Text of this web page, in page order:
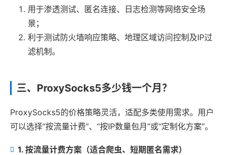
用于渗透测试、匿名连接、日志检测等网络安全场
景；
利于测试防火墙响应策略、地理区域访问控制及IP过
滤机制。
三、ProxySocks5多少钱一个月？
ProxySocks5的价格策略灵活，适配多类使用需求。用户
可以选择“按流量计费”、“按IP数量包月”或“定制化方案”。
1. 按流量计费方案（适合爬虫、短期匿名需求）